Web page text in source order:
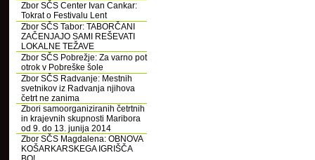
Zbor SČS Center Ivan Cankar:
Tokrat o Festivalu Lent
Zbor SČS Tabor: TABORČANI
ZAČENJAJO SAMI REŠEVATI
LOKALNE TEŽAVE
Zbor SČS Pobrežje: Za varno pot
otrok v Pobreške šole
Zbor SČS Radvanje: Mestnih
svetnikov iz Radvanja njihova
četrt ne zanima
Zbori samoorganiziranih četrtnih
in krajevnih skupnosti Maribora
od 9. do 13. junija 2014
Zbor SČS Magdalena: OBNOVA
KOŠARKARSKEGA IGRIŠČA